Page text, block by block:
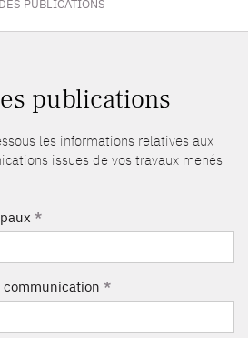
PUBLICATIONS
publications
les informations relatives aux
issues de vos travaux menés
*
*